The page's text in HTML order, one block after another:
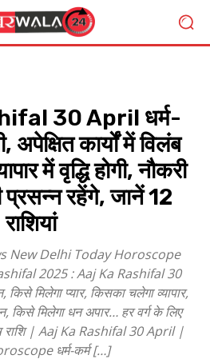
30 April धर्म-
अपेक्षित कार्यों में विलंब
में वृद्धि होगी, नौकरी
प्रसन्न रहेंगे, जानें 12
राशियां
New Delhi Today Horoscope
2025 : Aaj Ka Rashifal 30
मिलेगा प्यार, किसका चलेगा व्यापार,
किसे मिलेगा धन अपार… हर वर्ग के लिए
राशि | Aaj Ka Rashifal 30 April |
धर्म-कर्म […]